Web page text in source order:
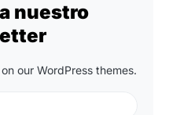
nuestro
our WordPress themes.